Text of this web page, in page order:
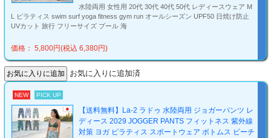
水陸両用 女性用 20代 30代 40代 50代 レディースウェア M
L ピラティス swim surf yoga fitness gym run オールシーズン UPF50 日焼け防止
UVカット 旅行 フリーサイズ プール 海
価格： 5,800円(税込 6,380円)
お気に入りに追加済
NEW PICK UP
【送料無料】La-2 ラドゥ 水陸両用 ジョガーパンツ レ
ディース 2029 JOGGER PANTS フィットネス 紫外線
対策 ヨガ ピラティス スポートウェア ボトムス ビーチ